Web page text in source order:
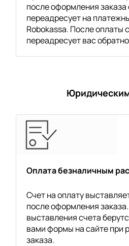
после оформления заказа
переадресует на
Robokassa. После оплаты
переадресует вас
Оплата безналичным
Счет на оплату
после оформления
выставления счета
вами формы на сайте при
заказа.